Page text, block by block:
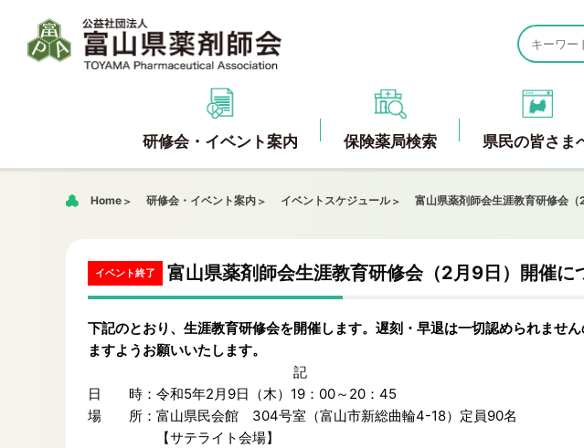
研修会・イベント案内 保険薬局検索 県民の皆さま
Home 研修会・イベント案内 イベントスケジュール 富山県薬剤師会生涯教育研修会
イベント終了 富山県薬剤師会生涯教育研修会（2月9日）開催に
下記のとおり、生涯教育研修会を開催します。遅刻・早退は一切認められませ
ますようお願いいたします。
記
日 時：令和5年2月9日（木）19：00～20：45
場 所：富山県民会館 304号室（富山市新総曲輪4-18）定員90名
【サテライト会場】